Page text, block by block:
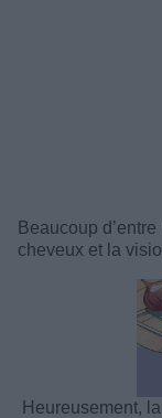
Beaucoup
cheveux et la
Heureusement,